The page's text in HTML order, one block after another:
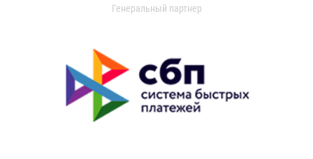
Генеральный партнер